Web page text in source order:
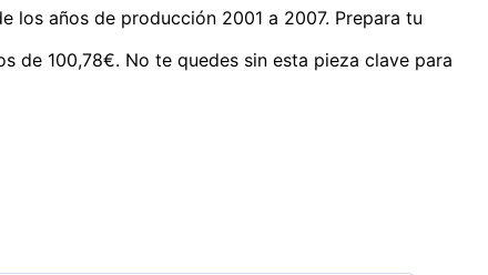
los años de producción 2001 a 2007. Prepara tu
de 100,78€. No te quedes sin esta pieza clave para